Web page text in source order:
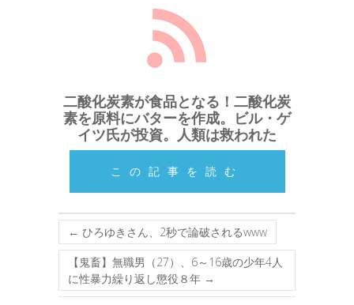
二酸化炭素が食品となる！二酸化炭
素を原料にバターを作成。ビル・ゲ
イツ氏が投資。人類は救われた
この記事を読む
← ひろゆきさん、2秒で論破されるwww
【鬼畜】無職男（27）、6～16歳の少年4人
に性暴力繰り返し懲役８年 →